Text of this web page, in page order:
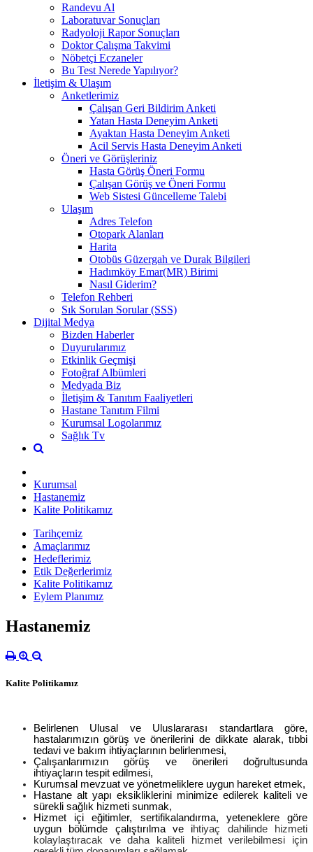
Randevu Al
Laboratuvar Sonuçları
Radyoloji Rapor Sonuçları
Doktor Çalışma Takvimi
Nöbetçi Eczaneler
Bu Test Nerede Yapılıyor?
İletişim & Ulaşım
Anketlerimiz
Çalışan Geri Bildirim Anketi
Yatan Hasta Deneyim Anketi
Ayaktan Hasta Deneyim Anketi
Acil Servis Hasta Deneyim Anketi
Öneri ve Görüşleriniz
Hasta Görüş Öneri Formu
Çalışan Görüş ve Öneri Formu
Web Sistesi Güncelleme Talebi
Ulaşım
Adres Telefon
Otopark Alanları
Harita
Otobüs Güzergah ve Durak Bilgileri
Hadımköy Emar(MR) Birimi
Nasıl Giderim?
Telefon Rehberi
Sık Sorulan Sorular (SSS)
Dijital Medya
Bizden Haberler
Duyurularımız
Etkinlik Geçmişi
Fotoğraf Albümleri
Medyada Biz
İletişim & Tanıtım Faaliyetleri
Hastane Tanıtım Filmi
Kurumsal Logolarımız
Sağlık Tv
Kurumsal
Hastanemiz
Kalite Politikamız
Tarihçemiz
Amaçlarımız
Hedeflerimiz
Etik Değerlerimiz
Kalite Politikamız
Eylem Planımız
Hastanemiz
Kalite Politikamız
Belirlenen Ulusal ve Uluslararası standartlara göre,
hastalarımızın görüş ve önerilerini de dikkate alarak, tıbbi
tedavi ve bakım ihtiyaçlarının belirlenmesi,
Çalışanlarımızın görüş ve önerileri doğrultusunda
ihtiyaçların tespit edilmesi,
Kurumsal mevzuat ve yönetmeliklere uygun hareket etmek,
Hastane alt yapı eksikliklerini minimize edilerek kaliteli ve
sürekli sağlık hizmeti sunmak,
Hizmet içi eğitimler, sertifikalandırma, yeteneklere göre
uygun bölümde çalıştırılma ve ihtiyaç dahilinde hizmeti
kolaylaştıracak ve daha kaliteli hizmet verilebilmesi için